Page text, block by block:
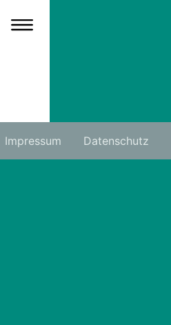
Impressum Datenschutz